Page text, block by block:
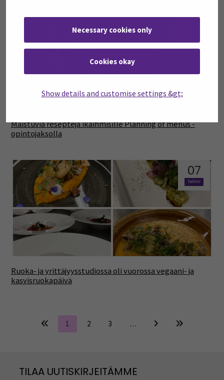
Necessary cookies only
Cookies okay
Show details and customise settings &gt;
Maistuvia reseptejä ikäihmisille Planning of menus -
opintojaksolla
07
helmi
Ruoka- ja yrittäjyysstudiossa oli vuorossa vegaani- ja
kasvisruokapäivä
1 2 3 …
TILAA UUTISKIRJEITÄMME